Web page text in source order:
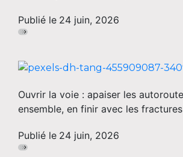
Publié le 24 juin, 2026
Ouvrir la voie : apaiser les
ensemble, en finir avec les
Publié le 24 juin, 2026